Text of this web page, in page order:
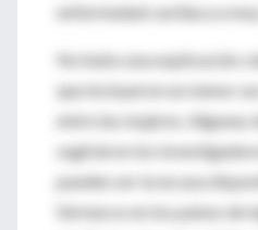
enfermedad cardíaca a
No hubo una explicación
que incluyeron un menor
entre las mujeres. Algunas
sugirieron los
pueden ser la escasa
fármacos en los países de